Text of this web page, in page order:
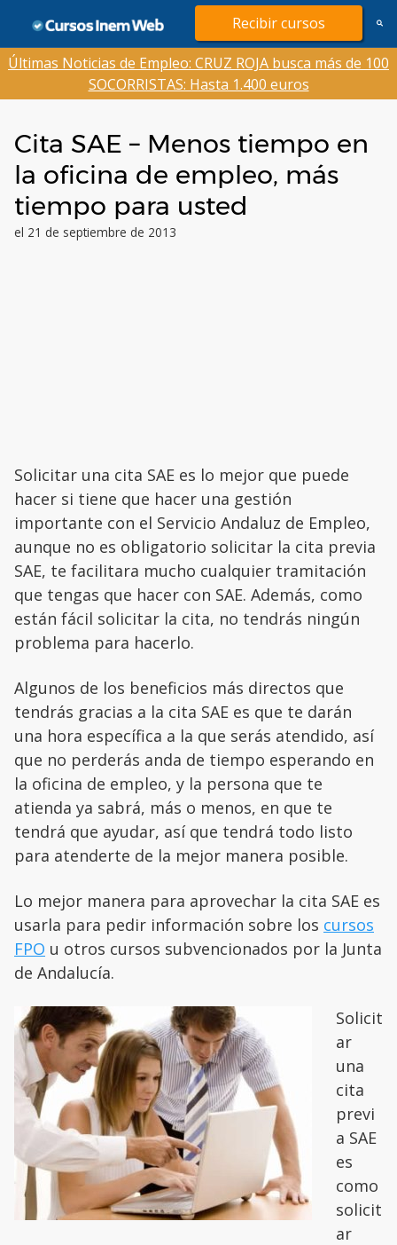
contenido
Recibir cursos
Últimas Noticias de Empleo: CRUZ ROJA busca más de 100
SOCORRISTAS: Hasta 1.400 euros
Cita SAE – Menos tiempo en
la oficina de empleo, más
tiempo para usted
el 21 de septiembre de 2013
Solicitar una cita SAE es lo mejor que puede
hacer si tiene que hacer una gestión
importante con el Servicio Andaluz de Empleo,
aunque no es obligatorio solicitar la cita previa
SAE, te facilitara mucho cualquier tramitación
que tengas que hacer con SAE. Además, como
están fácil solicitar la cita, no tendrás ningún
problema para hacerlo.
Algunos de los beneficios más directos que
tendrás gracias a la cita SAE es que te darán
una hora específica a la que serás atendido, así
que no perderás anda de tiempo esperando en
la oficina de empleo, y la persona que te
atienda ya sabrá, más o menos, en que te
tendrá que ayudar, así que tendrá todo listo
para atenderte de la mejor manera posible.
Lo mejor manera para aprovechar la cita SAE es
usarla para pedir información sobre los cursos
FPO u otros cursos subvencionados por la Junta
de Andalucía.
Solicit
ar
una
cita
previ
a SAE
es
como
solicit
ar